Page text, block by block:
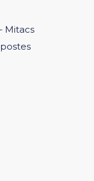
Mitacs